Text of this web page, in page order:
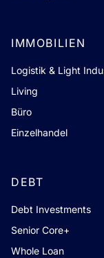
IMMOBILIEN
Logistik & Light
Living
Büro
Einzelhandel
DEBT
Debt Investments
Senior Core+
Whole Loan